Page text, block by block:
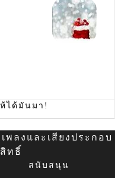
ห้ได้มันมา!
พลงและเสียงประกอบ
ทธิ์
สนับสนุน